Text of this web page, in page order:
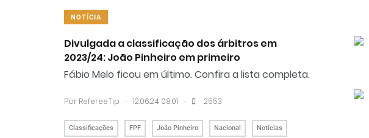
NOTÍCIA
Divulgada a classificação dos árbitros em
2023/24: João Pinheiro em primeiro
Fábio Melo ficou em último. Confira a lista completa.
Por RefereeTip . 12.06.24 08:01 . 2553
Classificações FPF João Pinheiro Nacional Notícias